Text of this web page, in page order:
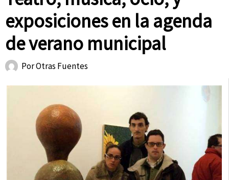
exposiciones en la agenda
de verano municipal
PorOtras Fuentes